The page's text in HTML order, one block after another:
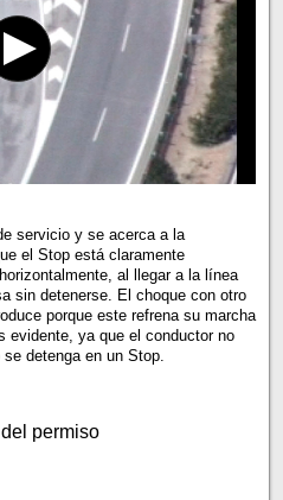
servicio y se acerca a la
el Stop está claramente
al llegar a la línea
sin detenerse. El choque con otro
porque este refrena su marcha
evidente, ya que el conductor no
detenga en un Stop.
permiso